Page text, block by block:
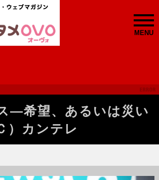
MENU
—希望、あるいは災い
カンテレ